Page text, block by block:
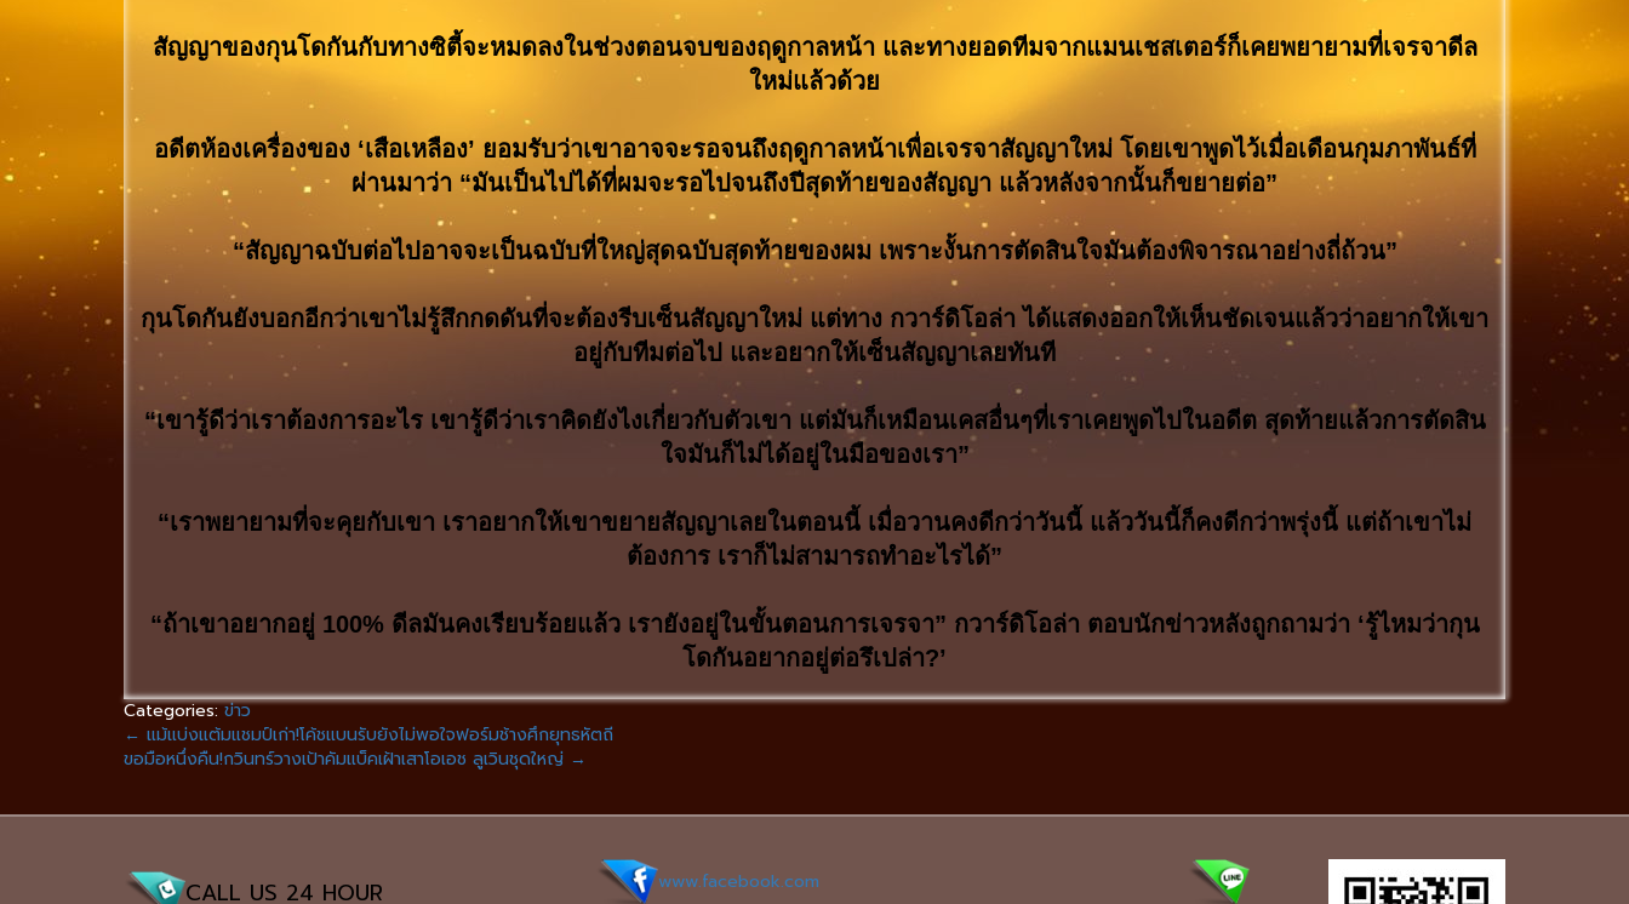
สัญญาของกุนโดกันกับทางซิตี้จะหมดลงในช่วงตอนจบของฤดูกาลหน้า และทางยอดทีมจากแมนเชสเตอร์ก็เคยพยายามที่เจรจาดีล
ใหม่แล้วด้วย
อดีตห้องเครื่องของ ‘เสือเหลือง’ ยอมรับว่าเขาอาจจะรอจนถึงฤดูกาลหน้าเพื่อเจรจาสัญญาใหม่ โดยเขาพูดไว้เมื่อเดือนกุมภาพันธ์ที่
ผ่านมาว่า “มันเป็นไปได้ที่ผมจะรอไปจนถึงปีสุดท้ายของสัญญา แล้วหลังจากนั้นก็ขยายต่อ”
“สัญญาฉบับต่อไปอาจจะเป็นฉบับที่ใหญ่สุดฉบับสุดท้ายของผม เพราะงั้นการตัดสินใจมันต้องพิจารณาอย่างถี่ถ้วน”
กุนโดกันยังบอกอีกว่าเขาไม่รู้สึกกดดันที่จะต้องรีบเซ็นสัญญาใหม่ แต่ทาง กวาร์ดิโอล่า ได้แสดงออกให้เห็นชัดเจนแล้วว่าอยากให้เขา
อยู่กับทีมต่อไป และอยากให้เซ็นสัญญาเลยทันที
“เขารู้ดีว่าเราต้องการอะไร เขารู้ดีว่าเราคิดยังไงเกี่ยวกับตัวเขา แต่มันก็เหมือนเคสอื่นๆที่เราเคยพูดไปในอดีต สุดท้ายแล้วการตัดสิน
ใจมันก็ไม่ได้อยู่ในมือของเรา”
“เราพยายามที่จะคุยกับเขา เราอยากให้เขาขยายสัญญาเลยในตอนนี้ เมื่อวานคงดีกว่าวันนี้ แล้ววันนี้ก็คงดีกว่าพรุ่งนี้ แต่ถ้าเขาไม่
ต้องการ เราก็ไม่สามารถทำอะไรได้”
“ถ้าเขาอยากอยู่ 100% ดีลมันคงเรียบร้อยแล้ว เรายังอยู่ในขั้นตอนการเจรจา” กวาร์ดิโอล่า ตอบนักข่าวหลังถูกถามว่า ‘รู้ไหมว่ากุน
โดกันอยากอยู่ต่อรึเปล่า?’
Categories:ข่าว
← แม้แบ่งแต้มแชมป์เก่า!โค้ชแบนรับยังไม่พอใจฟอร์มช้างศึกยุทธหัตถี
ขอมือหนึ่งคืน!กวินทร์วางเป้าคัมแบ็คเฝ้าเสาโอเอช ลูเวินชุดใหญ่ →
CALL US 24 HOUR www.facebook.com